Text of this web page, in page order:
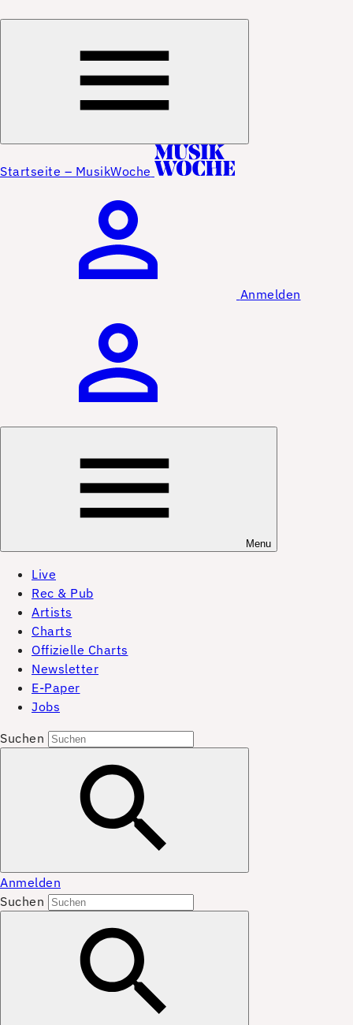
Startseite – MusikWoche
Anmelden
Menu
Live
Rec & Pub
Artists
Charts
Offizielle Charts
Newsletter
E-Paper
Jobs
Suchen
Anmelden
Suchen